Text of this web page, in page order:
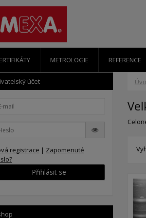
METROLOGIE REFERENCE
účet
registrace | Zapomenuté
Přihlásit se